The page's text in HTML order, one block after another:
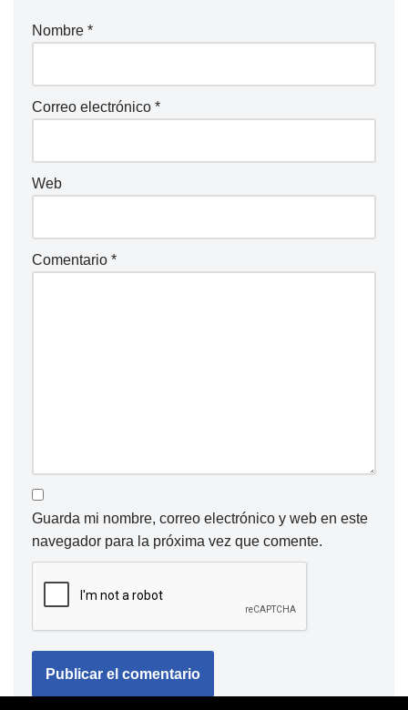
Nombre *
Correo electrónico *
Web
Comentario *
Guarda mi nombre, correo electrónico y web en este
navegador para la próxima vez que comente.